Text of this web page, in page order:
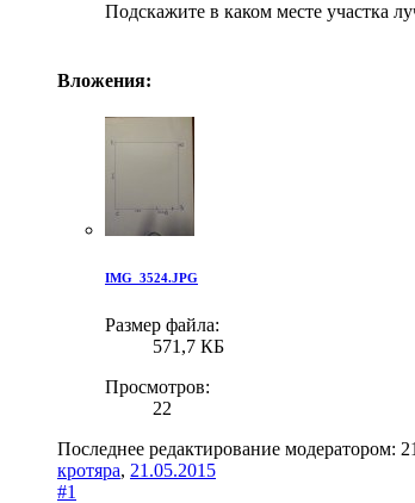
Подскажите в каком месте участка
Вложения:
IMG_3524.JPG
Размер файла:
571,7 КБ
Просмотров:
22
Последнее редактирование модератором:
кротяра, 21.05.2015
#1